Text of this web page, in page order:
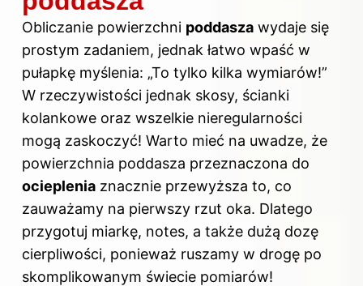
Obliczanie powierzchni poddasza wydaje się
prostym zadaniem, jednak łatwo wpaść w
pułapkę myślenia: „To tylko kilka wymiarów!”
W rzeczywistości jednak skosy, ścianki
kolankowe oraz wszelkie nieregularności
mogą zaskoczyć! Warto mieć na uwadze, że
powierzchnia poddasza przeznaczona do
ocieplenia znacznie przewyższa to, co
zauważamy na pierwszy rzut oka. Dlatego
przygotuj miarkę, notes, a także dużą dozę
cierpliwości, ponieważ ruszamy w drogę po
skomplikowanym świecie pomiarów!